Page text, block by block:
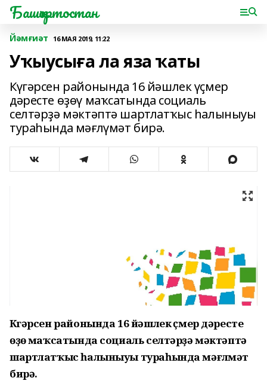
Башҡортостан
Йәмғиәт 16 МАЯ 2019, 11:22
Уҡыусыға ла яза ҡаты
Күгәрсен районында 16 йәшлек үҫмер
дәресте өҙөү маҡсатында социаль
селтәрҙә мәктәптә шартлатҡыс һалыныуы
тураһында мәғлүмәт бирә.
Күгәрсен районында 16 йәшлек үҫмер дәресте
өҙөү маҡсатында социаль селтәрҙә мәктәптә
шартлатҡыс һалыныуы тураһында мәғлүмәт
бирә.